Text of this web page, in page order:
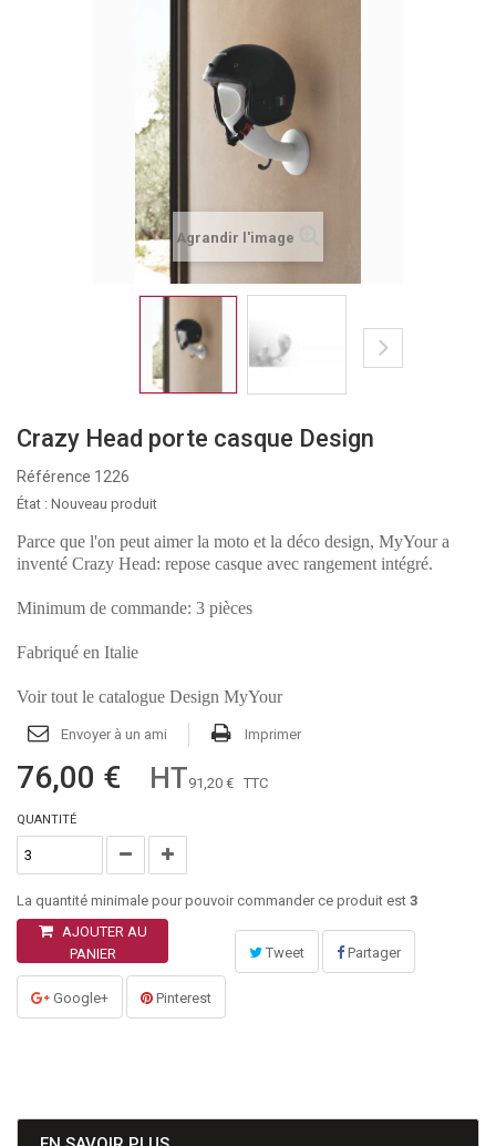
Agrandir l'image
Crazy Head porte casque Design
Référence 1226
État : Nouveau produit
Parce que l'on peut aimer la moto et la déco design, MyYour a
inventé Crazy Head: repose casque avec rangement intégré.
Minimum de commande: 3 pièces
Fabriqué en Italie
Voir tout le catalogue Design MyYour
Envoyer à un ami Imprimer
76,00 € HT91,20 € TTC
QUANTITÉ
La quantité minimale pour pouvoir commander ce produit est 3
AJOUTER AU
PANIER
Tweet Partager
Google+ Pinterest